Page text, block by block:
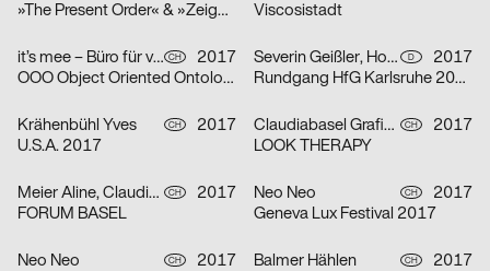
»The Present Order« & »Zeigen«
Viscosistadt
it’s mee – Büro für visuelle Kommunikation CH
2017
OOO Object Oriented Ontology – Regionale 18
Severin Geißler, Hofmann Jana D
2017
Rundgang HfG Karlsruhe 2017
Krähenbühl Yves CH
2017
U.S.A. 2017
Claudiabasel Grafik & Interaktion CH
2017
LOOK THERAPY
Meier Aline, Claudiabasel Grafik & Interaktion CH
2017
FORUM BASEL
Neo Neo CH
2017
Geneva Lux Festival 2017
Neo Neo CH
2017
Balmer Hählen CH
2017